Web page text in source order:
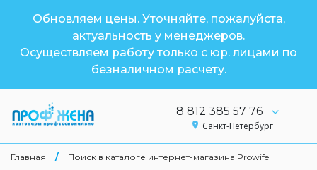
Обновляем цены. Уточняйте, пожалуйста,
актуальность у менеджеров.
Осуществляем работу только с юр. лицами по
безналичном расчету.
8 812 385 57 76
Санкт-Петербург
Главная / Поиск в каталоге интернет-магазина Prowife